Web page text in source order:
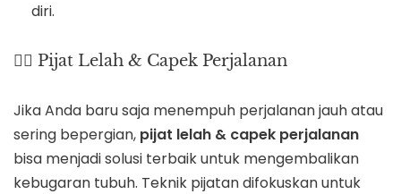
diri.
🧖‍♂️ Pijat Lelah & Capek Perjalanan
Jika Anda baru saja menempuh perjalanan jauh atau
sering bepergian, pijat lelah & capek perjalanan
bisa menjadi solusi terbaik untuk mengembalikan
kebugaran tubuh. Teknik pijatan difokuskan untuk